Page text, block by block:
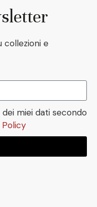
collezioni e
miei dati secondo